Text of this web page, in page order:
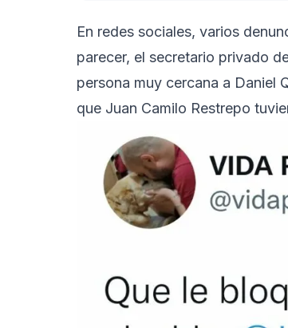
En redes sociales, varios
parecer, el secretario privado
persona muy cercana a Daniel
que Juan Camilo Restrepo